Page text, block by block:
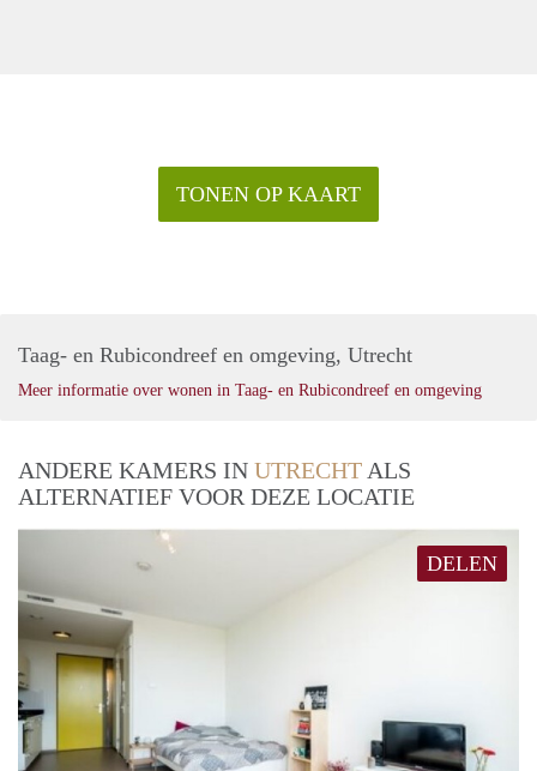
TONEN OP KAART
Taag- en Rubicondreef en omgeving, Utrecht
Meer informatie over wonen in Taag- en Rubicondreef en omgeving
ANDERE KAMERS IN UTRECHT ALS
ALTERNATIEF VOOR DEZE LOCATIE
DELEN